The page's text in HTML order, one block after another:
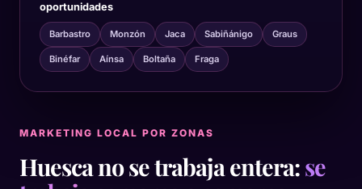
oportunidades
Barbastro Monzón Jaca Sabiñánigo Graus
Binéfar Aínsa Boltaña Fraga
MARKETING LOCAL POR ZONAS
Huesca no se trabaja entera:se